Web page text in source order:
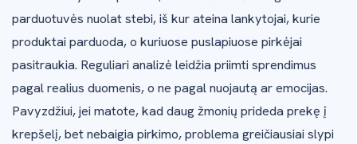
parduotuvės nuolat stebi, iš kur ateina lankytojai, kurie
produktai parduoda, o kuriuose puslapiuose pirkėjai
pasitraukia. Reguliari analizė leidžia priimti sprendimus
pagal realius duomenis, o ne pagal nuojautą ar emocijas.
Pavyzdžiui, jei matote, kad daug žmonių prideda prekę į
krepšelį, bet nebaigia pirkimo, problema greičiausiai slypi